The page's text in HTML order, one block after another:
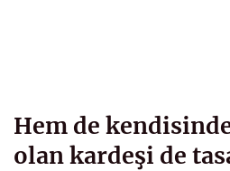
Hem de
olan kardeşi de